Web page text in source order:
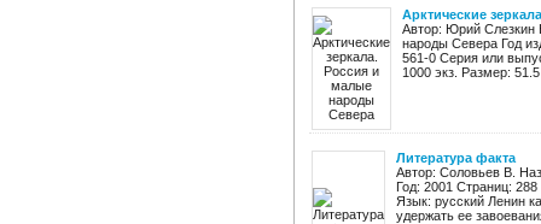
Арктические
Автор: Юрий Слезкин
народы Севера Год
561-0 Серия или
1000 экз. Размер:
Литература факта
Автор: Соловьев В.
Год: 2001 Страниц:
Язык: русский Ленин
удержать ее